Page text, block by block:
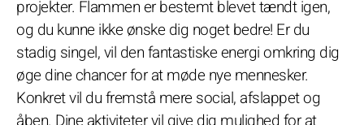
projekter. Flammen er bestemt blevet tændt igen,
og du kunne ikke ønske dig noget bedre! Er du
stadig singel, vil den fantastiske energi omkring dig
øge dine chancer for at møde nye mennesker.
Konkret vil du fremstå mere social, afslappet og